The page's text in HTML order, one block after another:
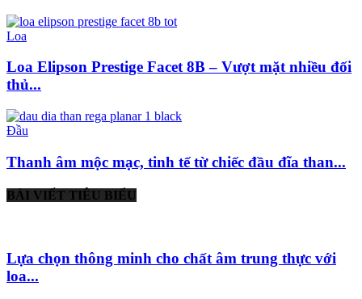
Loa
Loa Elipson Prestige Facet 8B – Vượt mặt nhiều đối
thủ...
Đầu
Thanh âm mộc mạc, tinh tế từ chiếc đầu đĩa than...
BÀI VIẾT TIÊU BIỂU
Lựa chọn thông minh cho chất âm trung thực với
loa...